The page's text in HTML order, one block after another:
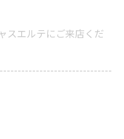
スエルテにご来店くだ